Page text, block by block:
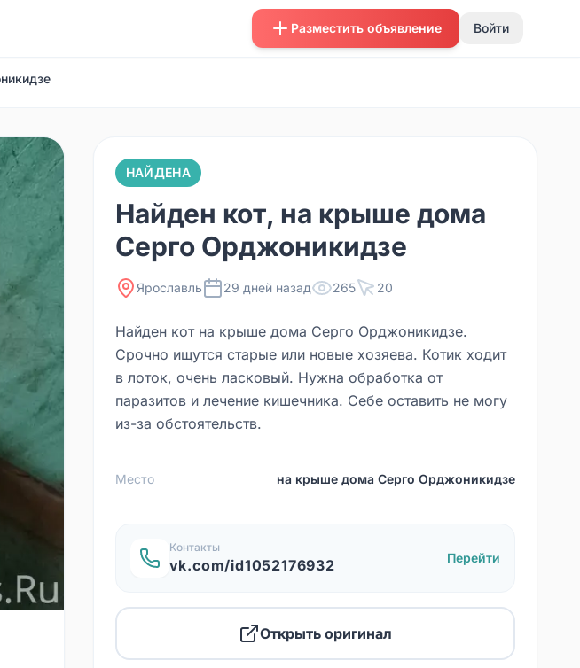
Разместить объявление Войти
НАЙДЕНА
Найден кот, на крыше дома
Серго Орджоникидзе
Ярославль 29 дней назад 265 20
Найден кот на крыше дома Серго Орджоникидзе.
Срочно ищутся старые или новые хозяева. Котик ходит
в лоток, очень ласковый. Нужна обработка от
паразитов и лечение кишечника. Себе оставить не могу
из-за обстоятельств.
Место на крыше дома Серго Орджоникидзе
Контакты
vk.com/id1052176932 Перейти
Открыть оригинал